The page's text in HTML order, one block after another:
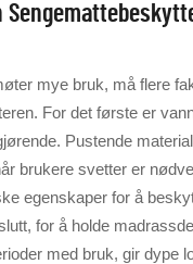
mye bruk, må flere
For det første er
Pustende
brukere svetter er
egenskaper for å
for å holde
med bruk, gir dype